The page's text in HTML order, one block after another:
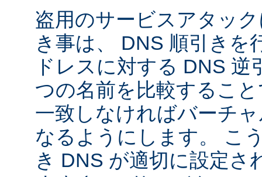
盗用のサービスアタッ
き事は、 DNS 順引きを
ドレスに対する DNS
つの名前を比較するこ
一致しなければバーチ
なるようにします。 こ
き DNS が適切に設定さ